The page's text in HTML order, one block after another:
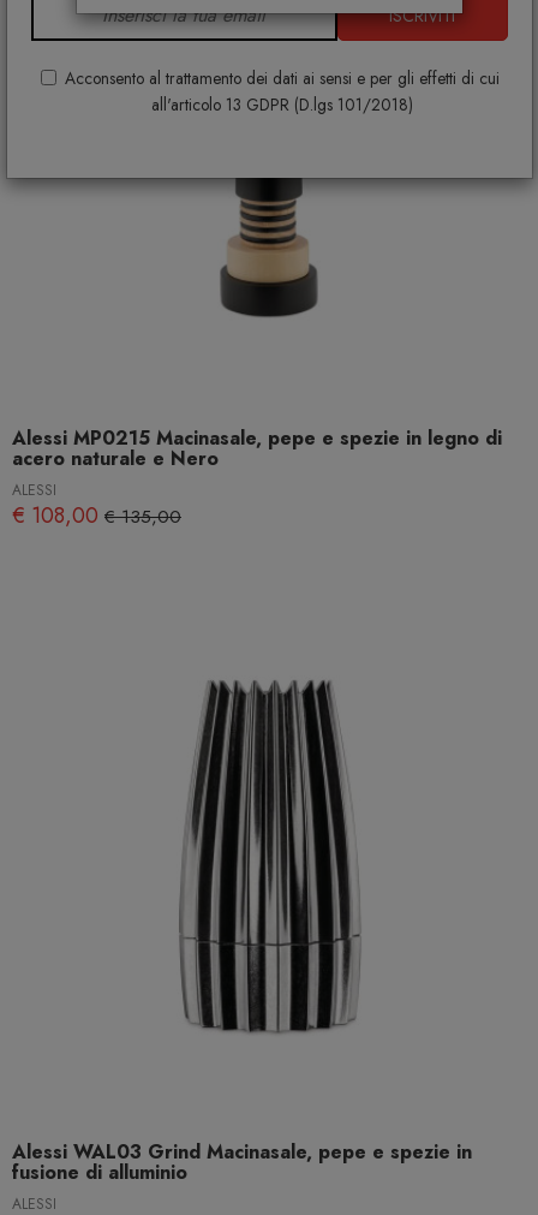
ISCRIVITI
Acconsento al trattamento dei dati ai sensi e per gli effetti di cui
all'articolo 13 GDPR (D.lgs 101/2018)
Alessi MP0215 Macinasale, pepe e spezie in legno di
acero naturale e Nero
ALESSI
€ 108,00 € 135,00
Alessi WAL03 Grind Macinasale, pepe e spezie in
fusione di alluminio
ALESSI